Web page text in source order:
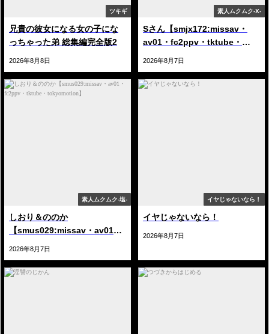
ツキギ
兄貴の彼女になる女の子にな
っちゃった弟 総集編完全版2
2026年8月8日
素人ムクムク-X-
Sさん【smjx172:missav・
av01・fc2ppv・tktube・
2026年8月7日
素人ムクムク-塩-
しおり＆ののか
【smus029:missav・av01・
2026年8月7日
イヤじゃないなら！
イヤじゃないなら！
2026年8月7日